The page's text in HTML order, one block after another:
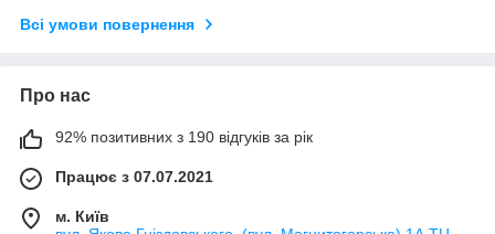
Всі умови повернення
Про нас
92% позитивних з 190 відгуків за рік
Працює з 07.07.2021
м. Київ